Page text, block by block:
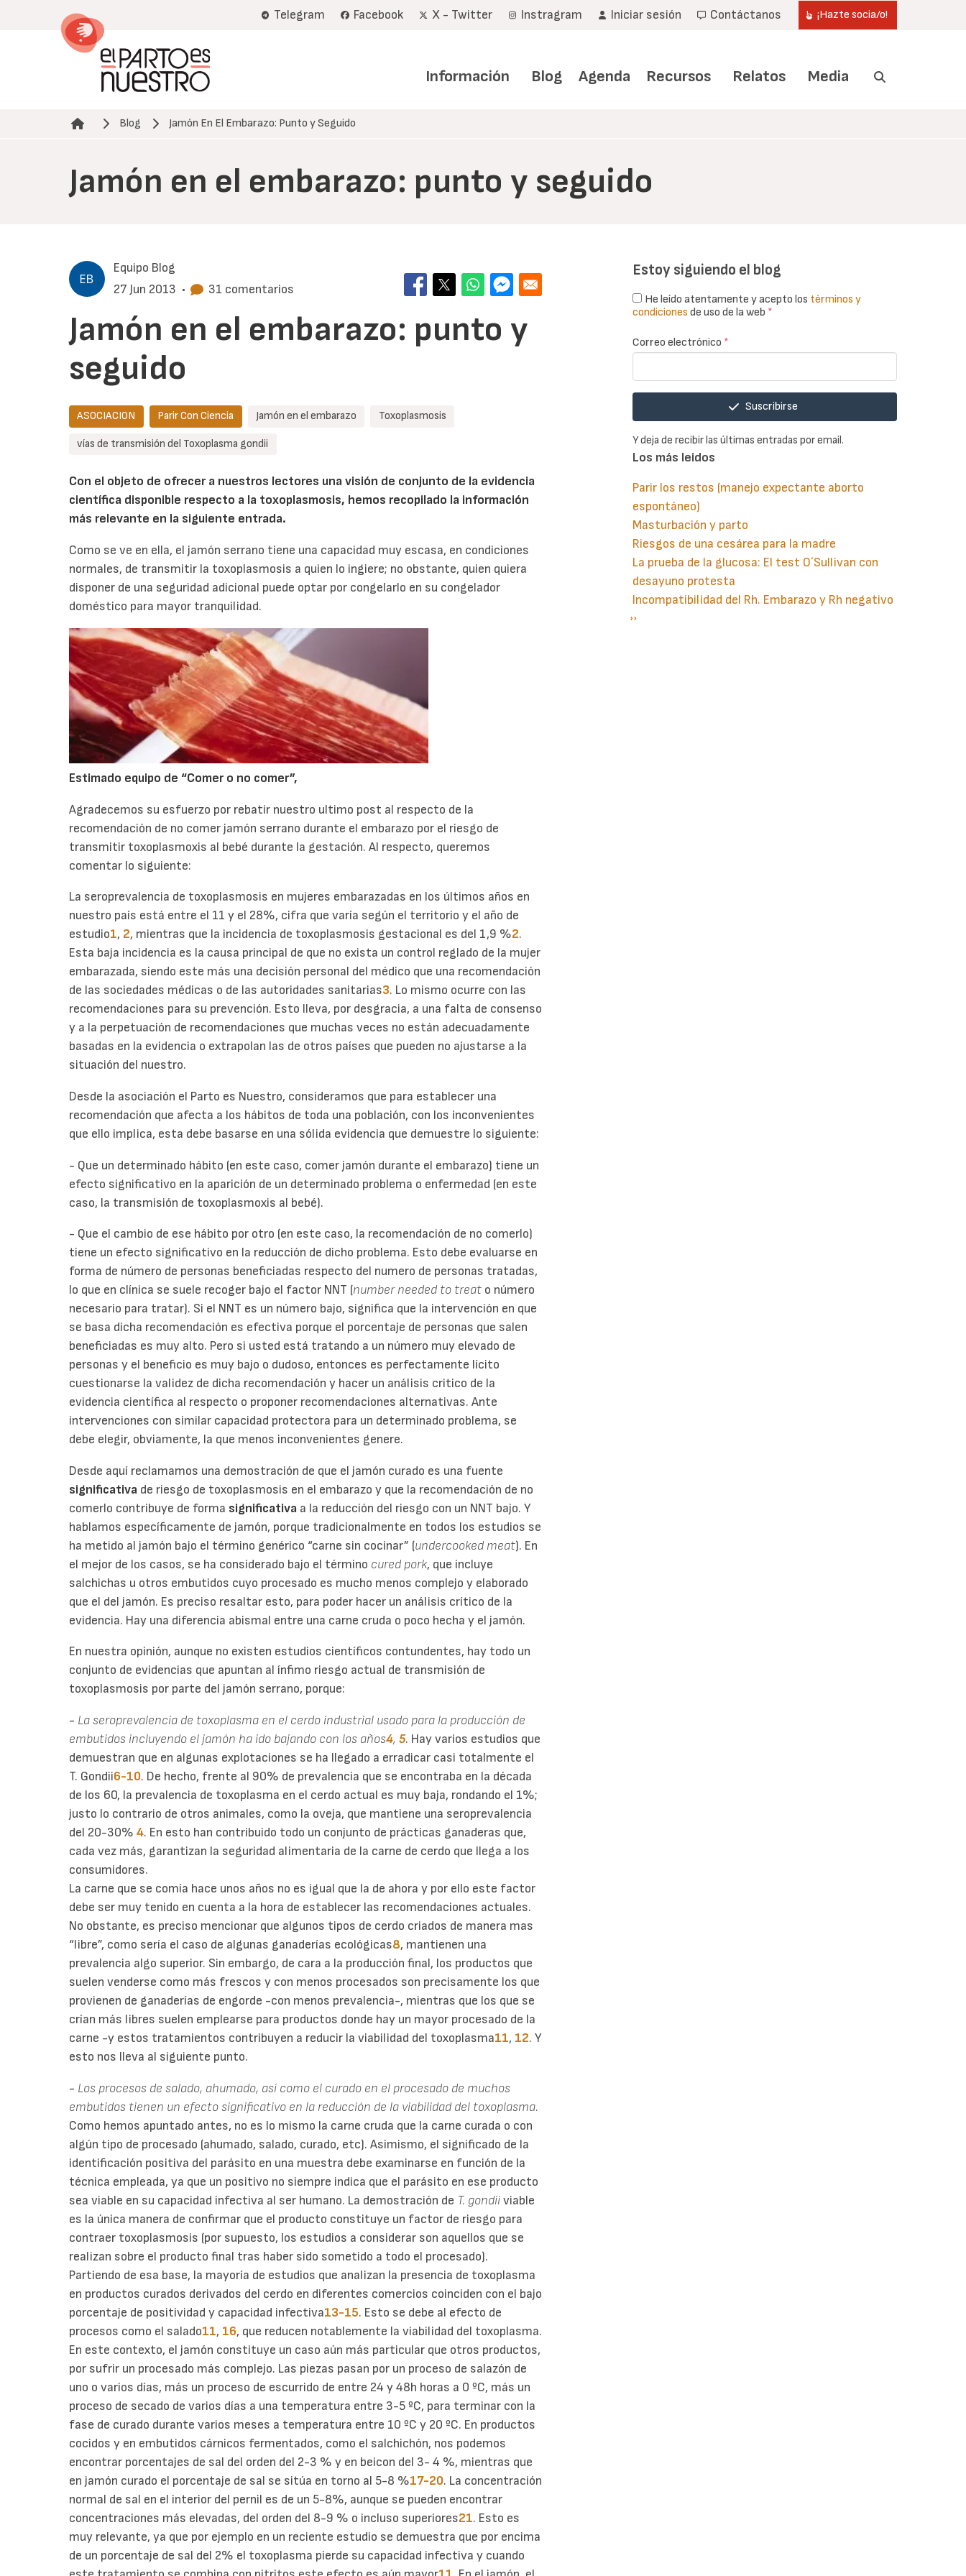
Telegram Facebook X - Twitter Instragram Iniciar sesión Contáctanos ¡Hazte socia/o!
Información Blog Agenda Recursos Relatos Media
Ruta de navegación
Blog Jamón En El Embarazo: Punto y Seguido
Jamón en el embarazo: punto y seguido
Equipo Blog
27 Jun 2013 • 31 comentarios
Jamón en el embarazo: punto y
seguido
ASOCIACION Parir Con Ciencia Jamón en el embarazo Toxoplasmosis
vías de transmisión del Toxoplasma gondii
Con el objeto de ofrecer a nuestros lectores una visión de conjunto de la evidencia
científica disponible respecto a la toxoplasmosis, hemos recopilado la información
más relevante en la siguiente entrada.
Como se ve en ella, el jamón serrano tiene una capacidad muy escasa, en condiciones
normales, de transmitir la toxoplasmosis a quien lo ingiere; no obstante, quien quiera
disponer de una seguridad adicional puede optar por congelarlo en su congelador
doméstico para mayor tranquilidad.
Estimado equipo de “Comer o no comer”,
Agradecemos su esfuerzo por rebatir nuestro ultimo post al respecto de la
recomendación de no comer jamón serrano durante el embarazo por el riesgo de
transmitir toxoplasmoxis al bebé durante la gestación. Al respecto, queremos
comentar lo siguiente:
La seroprevalencia de toxoplasmosis en mujeres embarazadas en los últimos años en
nuestro país está entre el 11 y el 28%, cifra que varía según el territorio y el año de
estudio1, 2, mientras que la incidencia de toxoplasmosis gestacional es del 1,9 %2.
Esta baja incidencia es la causa principal de que no exista un control reglado de la mujer
embarazada, siendo este más una decisión personal del médico que una recomendación
de las sociedades médicas o de las autoridades sanitarias3. Lo mismo ocurre con las
recomendaciones para su prevención. Esto lleva, por desgracia, a una falta de consenso
y a la perpetuación de recomendaciones que muchas veces no están adecuadamente
basadas en la evidencia o extrapolan las de otros países que pueden no ajustarse a la
situación del nuestro.
Desde la asociación el Parto es Nuestro, consideramos que para establecer una
recomendación que afecta a los hábitos de toda una población, con los inconvenientes
que ello implica, esta debe basarse en una sólida evidencia que demuestre lo siguiente:
- Que un determinado hábito (en este caso, comer jamón durante el embarazo) tiene un
efecto significativo en la aparición de un determinado problema o enfermedad (en este
caso, la transmisión de toxoplasmoxis al bebé).
- Que el cambio de ese hábito por otro (en este caso, la recomendación de no comerlo)
tiene un efecto significativo en la reducción de dicho problema. Esto debe evaluarse en
forma de número de personas beneficiadas respecto del numero de personas tratadas,
lo que en clínica se suele recoger bajo el factor NNT (number needed to treat o número
necesario para tratar). Si el NNT es un número bajo, significa que la intervención en que
se basa dicha recomendación es efectiva porque el porcentaje de personas que salen
beneficiadas es muy alto. Pero si usted está tratando a un número muy elevado de
personas y el beneficio es muy bajo o dudoso, entonces es perfectamente lícito
cuestionarse la validez de dicha recomendación y hacer un análisis critico de la
evidencia científica al respecto o proponer recomendaciones alternativas. Ante
intervenciones con similar capacidad protectora para un determinado problema, se
debe elegir, obviamente, la que menos inconvenientes genere.
Desde aquí reclamamos una demostración de que el jamón curado es una fuente
significativa de riesgo de toxoplasmosis en el embarazo y que la recomendación de no
comerlo contribuye de forma significativa a la reducción del riesgo con un NNT bajo. Y
hablamos específicamente de jamón, porque tradicionalmente en todos los estudios se
ha metido al jamón bajo el término genérico “carne sin cocinar” (undercooked meat). En
el mejor de los casos, se ha considerado bajo el término cured pork, que incluye
salchichas u otros embutidos cuyo procesado es mucho menos complejo y elaborado
que el del jamón. Es preciso resaltar esto, para poder hacer un análisis crítico de la
evidencia. Hay una diferencia abismal entre una carne cruda o poco hecha y el jamón.
En nuestra opinión, aunque no existen estudios científicos contundentes, hay todo un
conjunto de evidencias que apuntan al ínfimo riesgo actual de transmisión de
toxoplasmosis por parte del jamón serrano, porque:
- La seroprevalencia de toxoplasma en el cerdo industrial usado para la producción de
embutidos incluyendo el jamón ha ido bajando con los años4, 5. Hay varios estudios que
demuestran que en algunas explotaciones se ha llegado a erradicar casi totalmente el
T. Gondii6-10. De hecho, frente al 90% de prevalencia que se encontraba en la década
de los 60, la prevalencia de toxoplasma en el cerdo actual es muy baja, rondando el 1%;
justo lo contrario de otros animales, como la oveja, que mantiene una seroprevalencia
del 20-30% 4. En esto han contribuido todo un conjunto de prácticas ganaderas que,
cada vez más, garantizan la seguridad alimentaria de la carne de cerdo que llega a los
consumidores.
La carne que se comía hace unos años no es igual que la de ahora y por ello este factor
debe ser muy tenido en cuenta a la hora de establecer las recomendaciones actuales.
No obstante, es preciso mencionar que algunos tipos de cerdo criados de manera mas
“libre”, como sería el caso de algunas ganaderías ecológicas8, mantienen una
prevalencia algo superior. Sin embargo, de cara a la producción final, los productos que
suelen venderse como más frescos y con menos procesados son precisamente los que
provienen de ganaderías de engorde -con menos prevalencia-, mientras que los que se
crían más libres suelen emplearse para productos donde hay un mayor procesado de la
carne -y estos tratamientos contribuyen a reducir la viabilidad del toxoplasma11, 12. Y
esto nos lleva al siguiente punto.
- Los procesos de salado, ahumado, así como el curado en el procesado de muchos
embutidos tienen un efecto significativo en la reducción de la viabilidad del toxoplasma.
Como hemos apuntado antes, no es lo mismo la carne cruda que la carne curada o con
algún tipo de procesado (ahumado, salado, curado, etc). Asimismo, el significado de la
identificación positiva del parásito en una muestra debe examinarse en función de la
técnica empleada, ya que un positivo no siempre indica que el parásito en ese producto
sea viable en su capacidad infectiva al ser humano. La demostración de T. gondiiviable
es la única manera de confirmar que el producto constituye un factor de riesgo para
contraer toxoplasmosis (por supuesto, los estudios a considerar son aquellos que se
realizan sobre el producto final tras haber sido sometido a todo el procesado).
Partiendo de esa base, la mayoría de estudios que analizan la presencia de toxoplasma
en productos curados derivados del cerdo en diferentes comercios coinciden con el bajo
porcentaje de positividad y capacidad infectiva13-15. Esto se debe al efecto de
procesos como el salado11, 16, que reducen notablemente la viabilidad del toxoplasma.
En este contexto, el jamón constituye un caso aún más particular que otros productos,
por sufrir un procesado más complejo. Las piezas pasan por un proceso de salazón de
uno o varios días, más un proceso de escurrido de entre 24 y 48h horas a 0 ºC, más un
proceso de secado de varios días a una temperatura entre 3-5 ºC, para terminar con la
fase de curado durante varios meses a temperatura entre 10 ºC y 20 ºC. En productos
cocidos y en embutidos cárnicos fermentados, como el salchichón, nos podemos
encontrar porcentajes de sal del orden del 2-3 % y en beicon del 3- 4 %, mientras que
en jamón curado el porcentaje de sal se sitúa en torno al 5-8 %17-20. La concentración
normal de sal en el interior del pernil es de un 5-8%, aunque se pueden encontrar
concentraciones más elevadas, del orden del 8-9 % o incluso superiores21. Esto es
muy relevante, ya que por ejemplo en un reciente estudio se demuestra que por encima
de un porcentaje de sal del 2% el toxoplasma pierde su capacidad infectiva y cuando
Estoy siguiendo el blog
He leído atentamente y acepto los términos y
condiciones de uso de la web *
Correo electrónico *
Suscribirse
Y deja de recibir las últimas entradas por email.
Los más leidos
Parir los restos (manejo expectante aborto
espontáneo)
Masturbación y parto
Riesgos de una cesárea para la madre
La prueba de la glucosa: El test O´Sullivan con
desayuno protesta
Incompatibilidad del Rh. Embarazo y Rh negativo
Paginación
Siguiente
››